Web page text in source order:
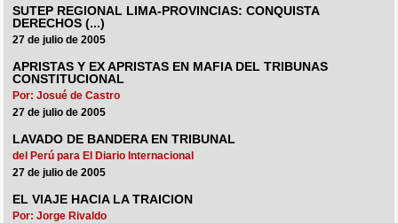
SUTEP REGIONAL LIMA-PROVINCIAS: CONQUISTA
DERECHOS (...)
27 de julio de 2005
APRISTAS Y EX APRISTAS EN MAFIA DEL TRIBUNAS
CONSTITUCIONAL
Por: Josué de Castro
27 de julio de 2005
LAVADO DE BANDERA EN TRIBUNAL
del Perú para El Diario Internacional
27 de julio de 2005
EL VIAJE HACIA LA TRAICION
Por: Jorge Rivaldo